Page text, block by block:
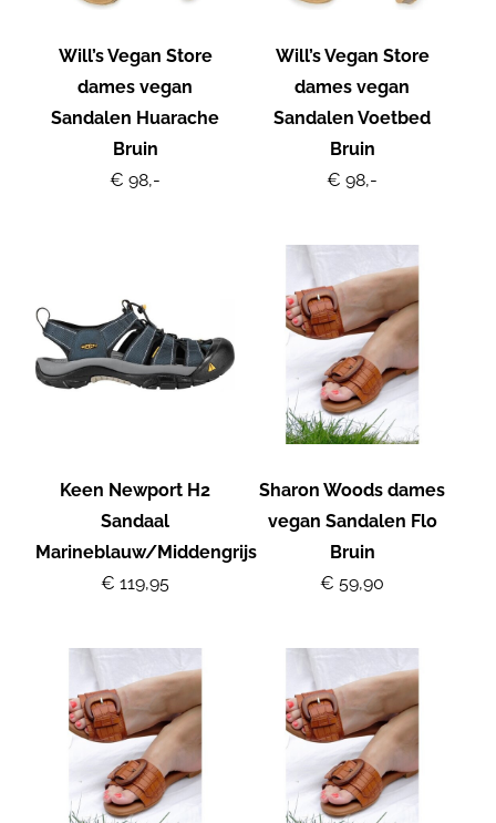
Will’s Vegan Store
dames vegan
Sandalen Huarache
Bruin
€ 98,-
Will’s Vegan Store
dames vegan
Sandalen Voetbed
Bruin
€ 98,-
Keen Newport H2
Sandaal
Marineblauw/Middengrijs
€ 119,95
Sharon Woods dames
vegan Sandalen Flo
Bruin
€ 59,90